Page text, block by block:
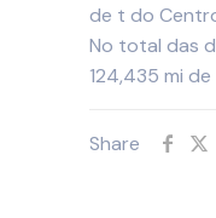
de t do
No total das
124,435 mi
Share